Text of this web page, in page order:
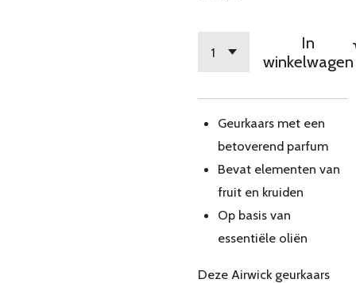
In
winkelwagen
Geurkaars met een
betoverend parfum
Bevat elementen van
fruit en kruiden
Op basis van
essentiële oliën
Deze Airwick geurkaars